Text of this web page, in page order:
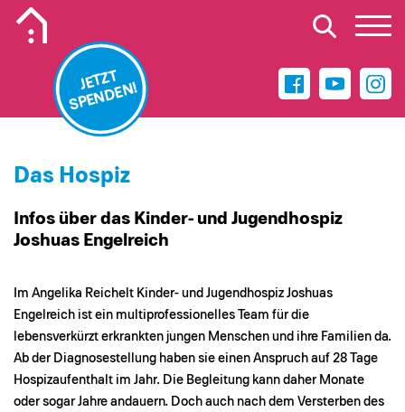
JETZT
SPENDEN!
Das Hospiz
Infos über das Kinder- und Jugendhospiz
Joshuas Engelreich
Im Angelika Reichelt Kinder- und Jugendhospiz Joshuas
Engelreich ist ein multiprofessionelles Team für die
lebensverkürzt erkrankten jungen Menschen und ihre Familien da.
Ab der Diagnosestellung haben sie einen Anspruch auf 28 Tage
Hospizaufenthalt im Jahr. Die Begleitung kann daher Monate
oder sogar Jahre andauern. Doch auch nach dem Versterben des
Mobiles Logo des Kinderhospiz Wilhelmshaven